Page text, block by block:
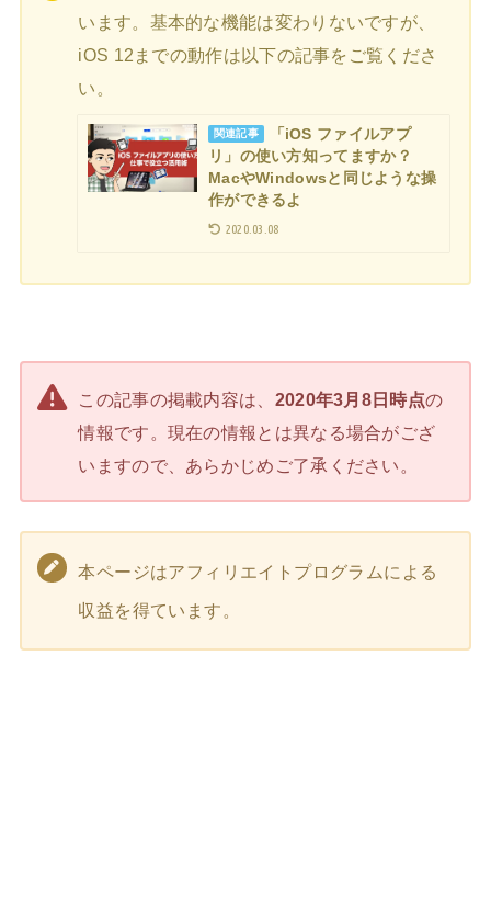
います。基本的な機能は変わりないですが、
iOS 12までの動作は以下の記事をご覧くださ
い。
関連記事
「iOS ファイルアプ
リ」の使い方知ってますか？
MacやWindowsと同じような操
作ができるよ
2020.03.08
この記事の掲載内容は、 2020年3月8日時点の
情報です。現在の情報とは異なる場合がござ
いますので、あらかじめご了承ください。
本ページはアフィリエイトプログラムによる
収益を得ています。